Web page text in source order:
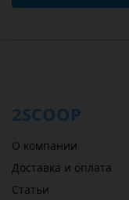
2SCOOP
О компании
Доставка и оплата
Статьи